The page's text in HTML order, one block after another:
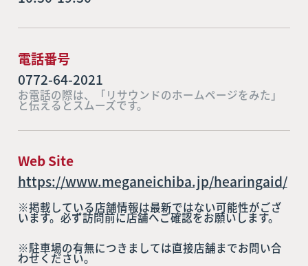
電話番号
0772-64-2021
お電話の際は、「リサウンドのホームページをみた」
と伝えるとスムーズです。
Web Site
https://www.meganeichiba.jp/hearingaid/
※掲載している店舗情報は最新ではない可能性がござ
います。必ず訪問前に店舗へご確認をお願いします。
※駐車場の有無につきましては直接店舗までお問い合
わせください。